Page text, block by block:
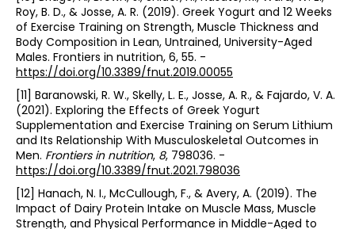
Roy, B. D., & Josse, A. R. (2019). Greek Yogurt and 12 Weeks
of Exercise Training on Strength, Muscle Thickness and
Body Composition in Lean, Untrained, University-Aged
Males. Frontiers in nutrition, 6, 55. -
https://doi.org/10.3389/fnut.2019.00055
[11] Baranowski, R. W., Skelly, L. E., Josse, A. R., & Fajardo, V. A.
(2021). Exploring the Effects of Greek Yogurt
Supplementation and Exercise Training on Serum Lithium
and Its Relationship With Musculoskeletal Outcomes in
Men. Frontiers in nutrition, 8, 798036. -
https://doi.org/10.3389/fnut.2021.798036
[12] Hanach, N. I., McCullough, F., & Avery, A. (2019). The
Impact of Dairy Protein Intake on Muscle Mass, Muscle
Strength, and Physical Performance in Middle-Aged to